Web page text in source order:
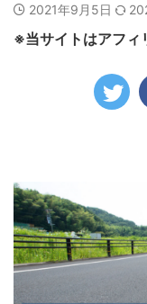
2021年9月5日
※当サイトはアフィ